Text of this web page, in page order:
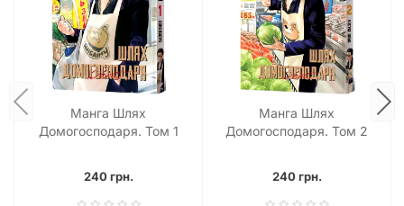
Манга Шлях
Домогосподаря. Том 1
240 грн.
Манга Шлях
Домогосподаря. Том 2
240 грн.